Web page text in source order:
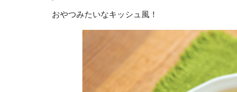
おやつみたいなキッシュ風！